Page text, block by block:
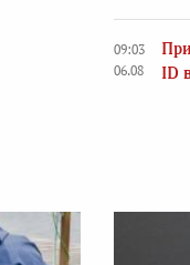
09:03
06.08
ID